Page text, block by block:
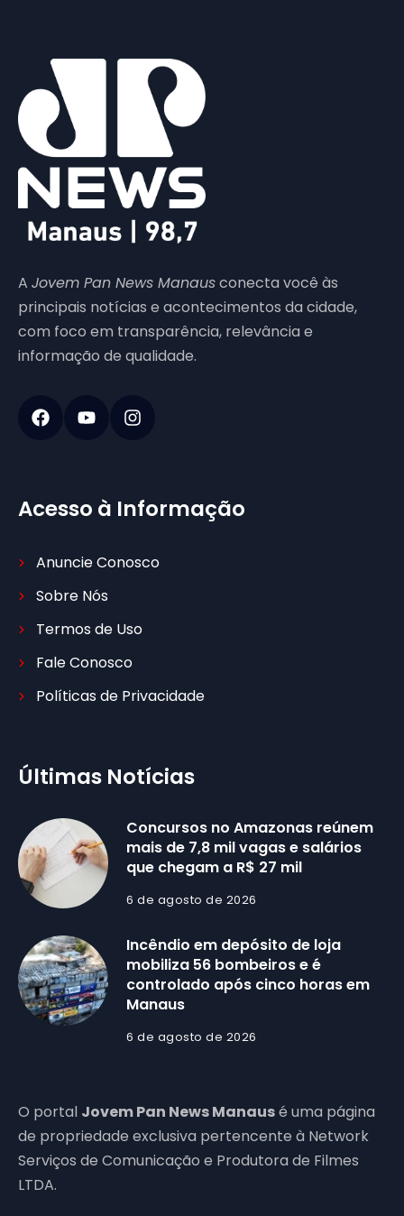
A Jovem Pan News Manausconecta você às
principais notícias e acontecimentos da cidade,
com foco em transparência, relevância e
informação de qualidade.
Acesso à Informação
Anuncie Conosco
Sobre Nós
Termos de Uso
Fale Conosco
Políticas de Privacidade
Últimas Notícias
Concursos no Amazonas reúnem
mais de 7,8 mil vagas e salários
que chegam a R$ 27 mil
6 de agosto de 2026
Incêndio em depósito de loja
mobiliza 56 bombeiros e é
controlado após cinco horas em
Manaus
6 de agosto de 2026
O portal Jovem Pan News Manausé uma página
de propriedade exclusiva pertencente à Network
Serviços de Comunicação e Produtora de Filmes
LTDA.